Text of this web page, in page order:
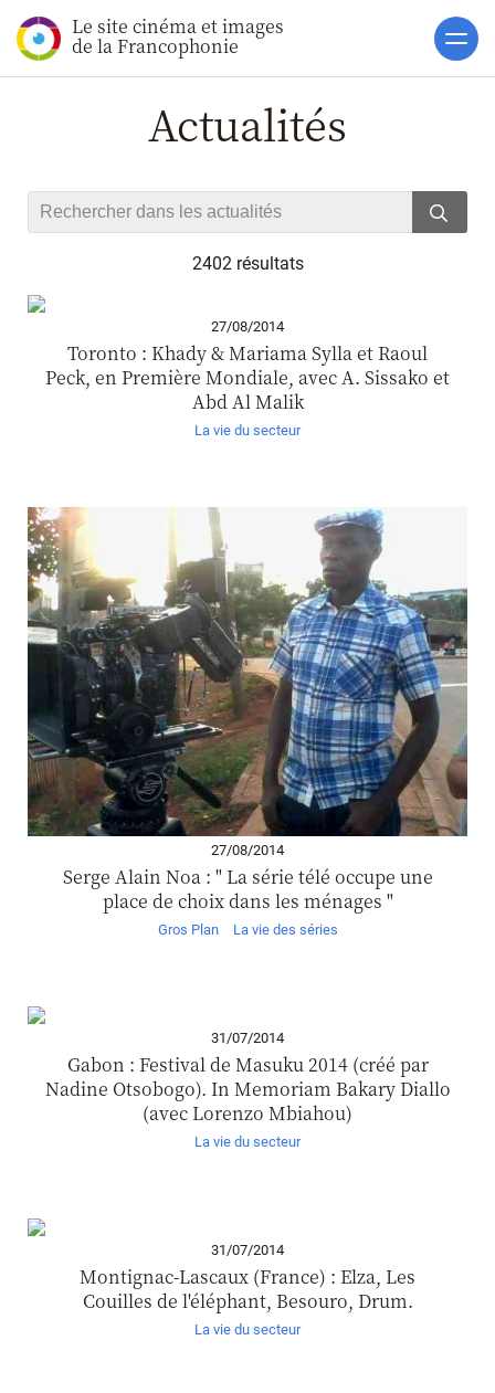
Le site cinéma et images
de la Francophonie Accueil
Actualités
Soutiens
Catalogue
Clap ACP
Boites à
Actualités
2402 résultats
27/08/2014
Toronto : Khady & Mariama Sylla et Raoul
Peck, en Première Mondiale, avec A. Sissako et
Abd Al Malik
La vie du secteur
27/08/2014
Serge Alain Noa : " La série télé occupe une
place de choix dans les ménages "
Gros Plan La vie des séries
31/07/2014
Gabon : Festival de Masuku 2014 (créé par
Nadine Otsobogo). In Memoriam Bakary Diallo
(avec Lorenzo Mbiahou)
La vie du secteur
31/07/2014
Montignac-Lascaux (France) : Elza, Les
Couilles de l'éléphant, Besouro, Drum.
La vie du secteur